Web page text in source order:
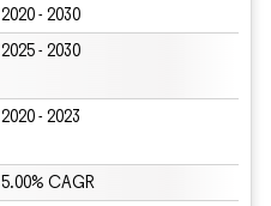
2020 - 2030
2025 - 2030
2020 - 2023
5.00% CAGR